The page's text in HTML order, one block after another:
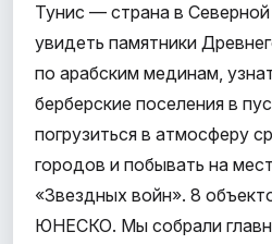
Тунис — страна в
увидеть памятники
по арабским мединам,
берберские поселения в
погрузиться в атмосферу
городов и побывать на
«Звездных войн». 8
ЮНЕСКО. Мы собрали